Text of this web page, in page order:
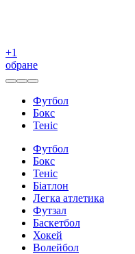
+1
обране
Футбол
Бокс
Теніс
Футбол
Бокс
Теніс
Біатлон
Легка атлетика
Футзал
Баскетбол
Хокей
Волейбол